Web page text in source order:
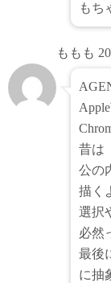
もち
ももも
昔は
公の
描く
選択
必然
最後
に抽